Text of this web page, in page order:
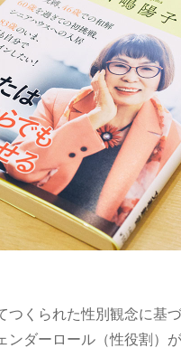
つくられた性別観念に基
ンダーロール（性役割）